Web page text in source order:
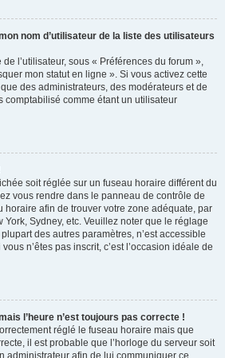
nom d’utilisateur de la liste des utilisateurs
l’utilisateur, sous « Préférences du forum »,
mon statut en ligne ». Si vous activez cette
des administrateurs, des modérateurs et de
comptabilisé comme étant un utilisateur
soit réglée sur un fuseau horaire différent du
vous rendre dans le panneau de contrôle de
horaire afin de trouver votre zone adéquate, par
Sydney, etc. Veuillez noter que le réglage
des autres paramètres, n’est accessible
n’êtes pas inscrit, c’est l’occasion idéale de
l’heure n’est toujours pas correcte !
réglé le fuseau horaire mais que
il est probable que l’horloge du serveur soit
administrateur afin de lui communiquer ce